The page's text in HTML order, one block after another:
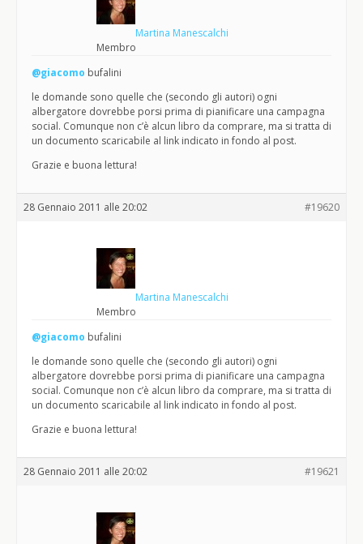
Martina Manescalchi
Membro
@giacomo bufalini
le domande sono quelle che (secondo gli autori) ogni
albergatore dovrebbe porsi prima di pianificare una campagna
social. Comunque non c’è alcun libro da comprare, ma si tratta di
un documento scaricabile al link indicato in fondo al post.
Grazie e buona lettura!
28 Gennaio 2011 alle 20:02 #19620
Martina Manescalchi
Membro
@giacomo bufalini
le domande sono quelle che (secondo gli autori) ogni
albergatore dovrebbe porsi prima di pianificare una campagna
social. Comunque non c’è alcun libro da comprare, ma si tratta di
un documento scaricabile al link indicato in fondo al post.
Grazie e buona lettura!
28 Gennaio 2011 alle 20:02 #19621